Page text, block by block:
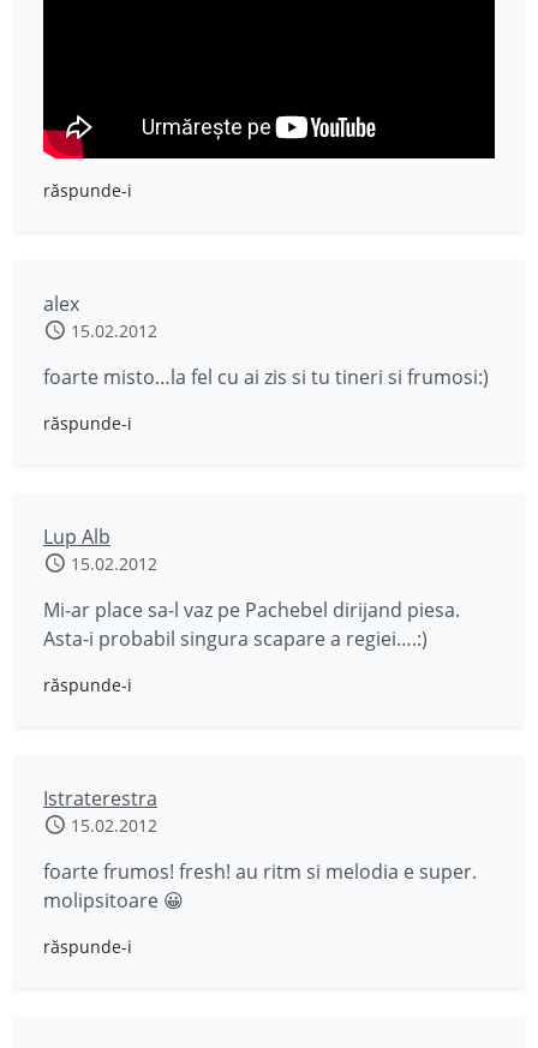
răspunde-i
alex
15.02.2012
foarte misto…la fel cu ai zis si tu tineri si frumosi:)
răspunde-i
Lup Alb
15.02.2012
Mi-ar place sa-l vaz pe Pachebel dirijand piesa.
Asta-i probabil singura scapare a regiei….:)
răspunde-i
Istraterestra
15.02.2012
foarte frumos! fresh! au ritm si melodia e super.
molipsitoare 😀
răspunde-i